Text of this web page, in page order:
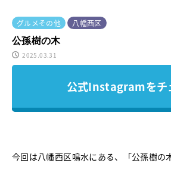
グルメその他
八幡西区
公孫樹の木
2025.03.31
公式Instagramをチ
今回は八幡西区鳴水にある、「公孫樹